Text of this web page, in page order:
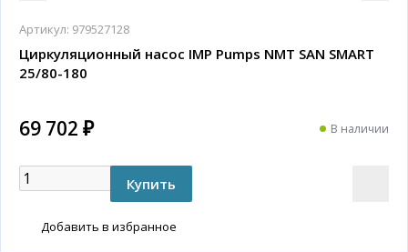
Артикул: 979527128
Циркуляционный насос IMP Pumps NMT SAN SMART
25/80-180
69 702 ₽ В наличии
Добавить в избранное